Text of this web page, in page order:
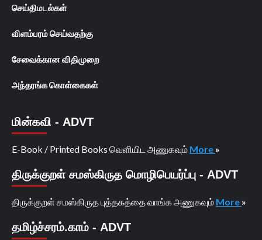
செய்திமடல்கள்
விளம்பரம் செய்வதற்கு
சேவைக்கான விதிமுறை
அந்தரங்க கொள்கைகள்
மின்கவி - ADVT
E-Book / Printed Books வெளியிட அணுகவும் More »
திருக்குறள் சமஸ்கிருத மொழிபெயர்ப்பு - ADVT
திருக்குறள் சமஸ்கிருத புத்தகத்தை வாங்க அணுகவும் More »
தமிழ்ச்சரம்.காம் - ADVT